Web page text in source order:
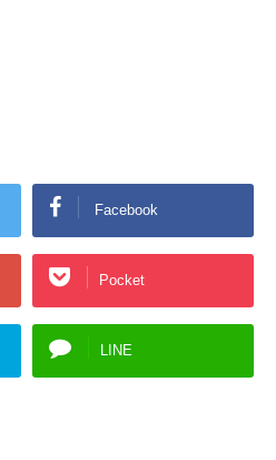
Facebook
Pocket
LINE